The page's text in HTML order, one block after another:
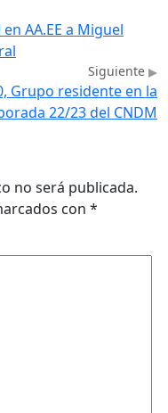
AA.EE a Miguel
Siguiente
Grupo residente en la
22/23 del CNDM
no será publicada.
con *